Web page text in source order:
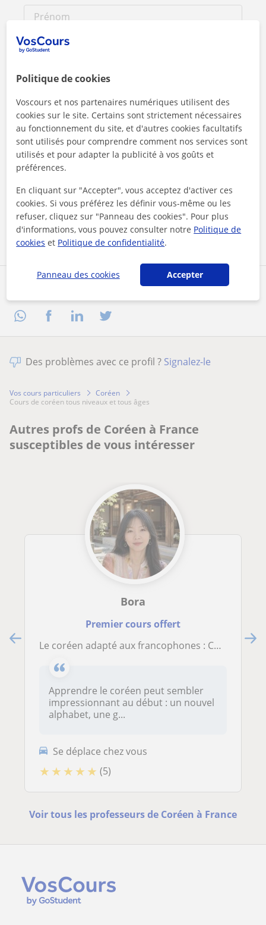
mentions légaleset deconfidentialité
Contacter maintenant
Des problèmes avec ce profil ? Signalez-le
Vos cours particuliers
Coréen
cours de coréen tous niveaux et tous âges
Autres profs de Coréen à France
susceptibles de vous intéresser
Bora
Premier cours offert
Le coréen adapté aux francophones : Cours sur-mesure | +10 ans d’expérience
Apprendre le coréen peut sembler
impressionnant au début : un nouvel
alphabet, une g...
Se déplace chez vous
★ ★ ★ ★ ★ (5)
Voir tous les professeurs de Coréen à France
Politique de cookies
Voscours et nos partenaires numériques utilisent des
cookies sur le site. Certains sont strictement nécessaires
au fonctionnement du site, et d'autres cookies facultatifs
sont utilisés pour comprendre comment nos services sont
utilisés et pour adapter la publicité à vos goûts et
préférences.
En cliquant sur "Accepter", vous acceptez d'activer ces
cookies. Si vous préférez les définir vous-même ou les
refuser, cliquez sur "Panneau des cookies". Pour plus
d'informations, vous pouvez consulter notre Politique de
cookies et Politique de confidentialité.
Panneau des cookies Accepter